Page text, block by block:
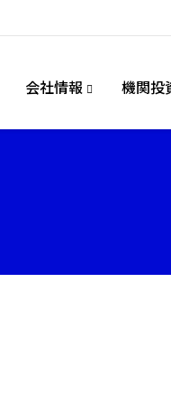
会社情報 機関投